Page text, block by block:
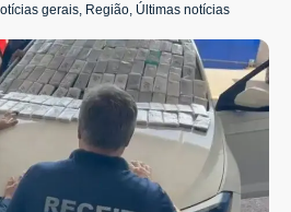
gerais, Região, Últimas notícias